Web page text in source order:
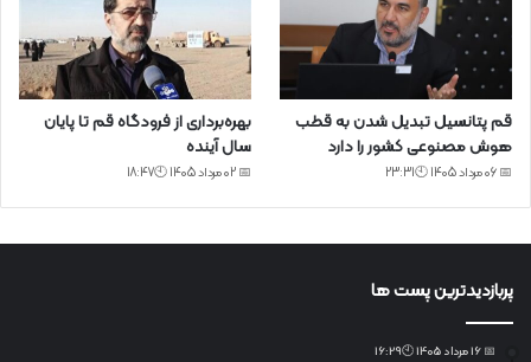
قم پتانسیل تبدیل شدن به قطب
هوش مصنوعی کشور را دارد
📅 06 مرداد 1405 🕙23:31
بهره‌برداری از فرودگاه قم تا پایان
سال آینده
📅 02 مرداد 1405 🕙18:47
پربازدیدترین پست ها
📅 16 مرداد 1405 🕙16:29